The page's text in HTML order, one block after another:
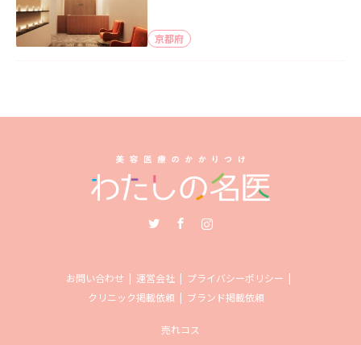
京都府
お問い合わせ 運営会社
プライバシーポリシー
クリニック掲載依頼
ブランド掲載依頼
売れコス